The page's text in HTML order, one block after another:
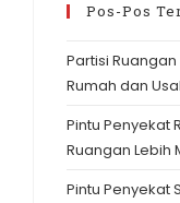
Pos-Pos
Partisi
Rumah dan
Pintu Penyekat
Ruangan Lebih
Pintu Penyekat